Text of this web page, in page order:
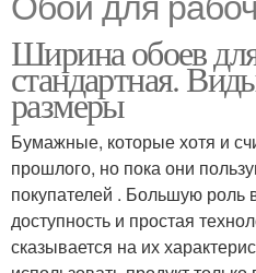
Ширина обоев
стандартная.
размеры
Бумажные, которые хотя и
прошлого, но пока они
покупателей . Большую роль
доступность и простая
сказывается на их